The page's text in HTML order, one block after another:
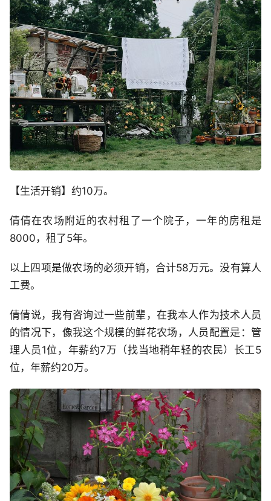
【生活开销】约10万。
倩倩在农场附近的农村租了一个院子，一年的房租是
8000，租了5年。
以上四项是做农场的必须开销，合计58万元。没有算人
工费。
倩倩说，我有咨询过一些前辈，在我本人作为技术人员
的情况下，像我这个规模的鲜花农场，人员配置是：管
理人员1位，年薪约7万（找当地稍年轻的农民）长工5
位，年薪约20万。